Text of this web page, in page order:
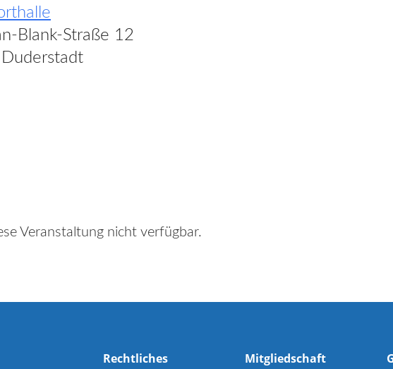
Blank-Straße 12
Veranstaltung nicht verfügbar.
Rechtliches Mitgliedschaft